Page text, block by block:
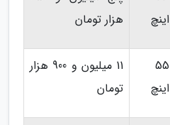
اینچ
هزار تومان
55
اینچ
11 میلیون و 900 هزار
تومان